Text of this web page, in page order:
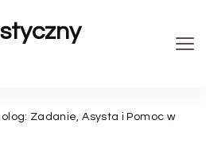
Zadanie, Asysta i Pomoc w